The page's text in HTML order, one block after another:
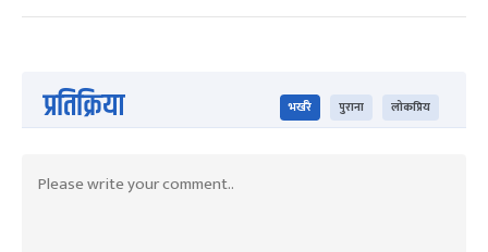
प्रतिक्रिया भर्खरै पुराना लोकप्रिय